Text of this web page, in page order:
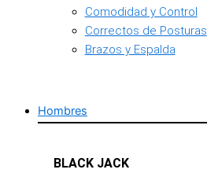
Comodidad y Control
Correctos de Posturas
Brazos y Espalda
Hombres
BLACK JACK